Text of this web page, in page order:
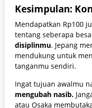
Kesimpulan:
Mendapatkan Rp100
tentang seberapa
disiplinmu. Jepang
mendukung untuk
tanganmu sendiri.
Ingat tujuan awalmu
mengubah nasib.
atau Osaka